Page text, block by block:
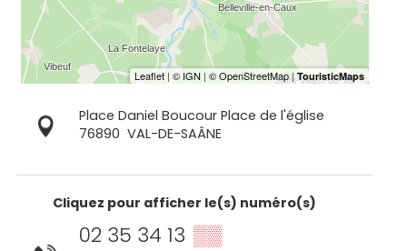
Place Daniel Boucour Place de l'église
76890 VAL-DE-SAÂNE
Cliquez pour afficher le(s) numéro(s)
02 35 34 13 ▒▒